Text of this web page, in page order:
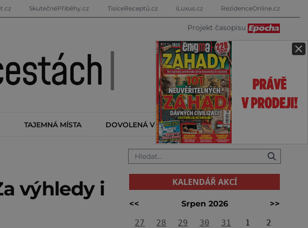
×
SkutečnéPříběhy.cz TisíceReceptů.cz iLuxus.cz RezidenceOnline.cz
Projekt časopisu
TAJEMNÁ MÍSTA DOVOLENÁ V ZAHRANIČÍ KALENDÁŘ AKCÍ
výhledy i
KALENDÁŘ AKCÍ
<< Srpen 2026
>>
27
28 29 30 31 1
2